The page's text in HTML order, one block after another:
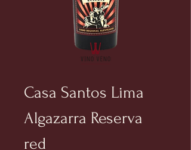
Casa Santos Lima
Algazarra Reserva
red